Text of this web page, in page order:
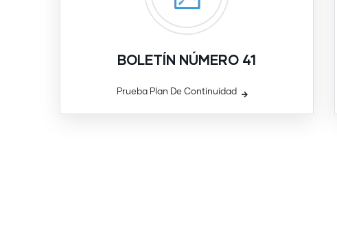
BOLETÍN NÚMERO 41
Prueba Plan De Continuidad